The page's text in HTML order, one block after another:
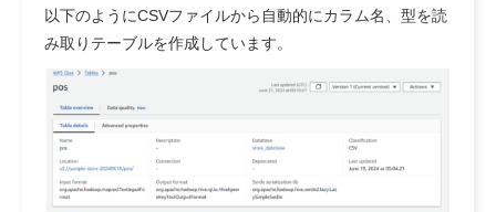
以下のようにCSVファイルから自動的にカラム名、型を読
み取りテーブルを作成しています。